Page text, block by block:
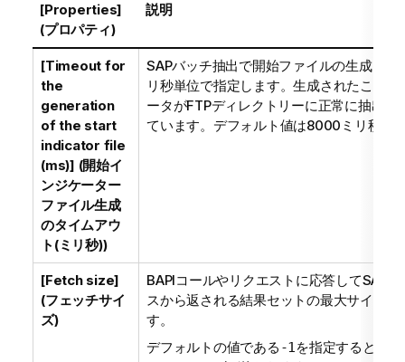
[Properties]
(プロパティ)
説明
[Timeout for
the
generation
of the start
indicator file
(ms)] (開始イ
ンジケーター
ファイル生成
のタイムアウ
ト(ミリ秒))
SAPバッチ抽出で開始ファイルの生成を待
リ秒単位で指定します。生成されたこのフ
ータがFTPディレクトリーに正常に抽出さ
ています。デフォルト値は8000ミリ秒で
[Fetch size]
(フェッチサイ
ズ)
BAPIコールやリクエストに応答してSAP
スから返される結果セットの最大サイズ(
す。
デフォルトの値である -1を指定すると、